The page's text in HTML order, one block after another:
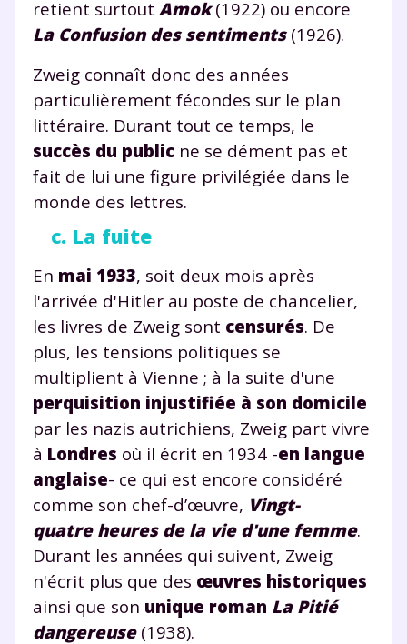
retient surtout Amok(1922) ou encore
La Confusion des sentiments(1926).
Zweig connaît donc des années
particulièrement fécondes sur le plan
littéraire. Durant tout ce temps, le
succès du public ne se dément pas et
fait de lui une figure privilégiée dans le
monde des lettres.
c. La fuite
En mai 1933, soit deux mois après
l'arrivée d'Hitler au poste de chancelier,
les livres de Zweig sont censurés. De
plus, les tensions politiques se
multiplient à Vienne ; à la suite d'une
perquisition injustifiée à son domicile
par les nazis autrichiens, Zweig part vivre
à Londres où il écrit en 1934 -en langue
anglaise- ce qui est encore considéré
comme son chef-d’œuvre, Vingt-
quatre heures de la vie d'une femme.
Durant les années qui suivent, Zweig
n'écrit plus que des œuvres historiques
ainsi que son unique roman La Pitié
dangereuse(1938).